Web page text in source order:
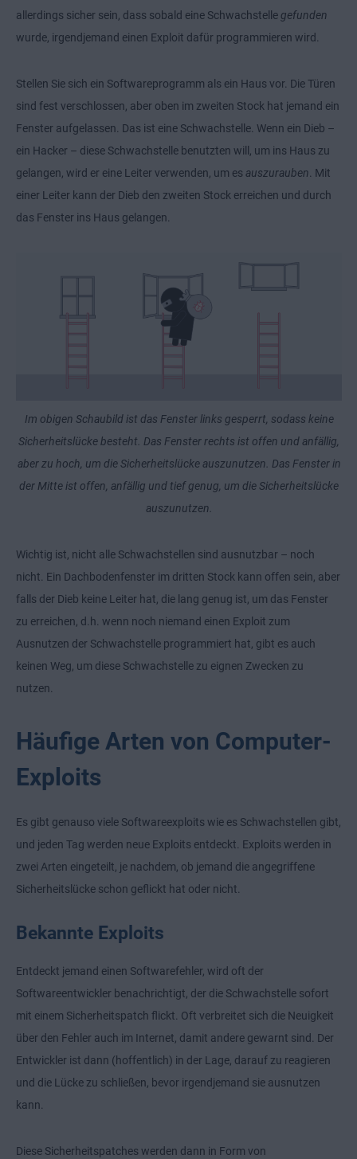
allerdings sicher sein, dass sobald eine Schwachstelle gefunden
wurde, irgendjemand einen Exploit dafür programmieren wird.
Stellen Sie sich ein Softwareprogramm als ein Haus vor. Die Türen
sind fest verschlossen, aber oben im zweiten Stock hat jemand ein
Fenster aufgelassen. Das ist eine Schwachstelle. Wenn ein Dieb –
ein Hacker – diese Schwachstelle benutzten will, um ins Haus zu
gelangen, wird er eine Leiter verwenden, um es auszurauben. Mit
einer Leiter kann der Dieb den zweiten Stock erreichen und durch
das Fenster ins Haus gelangen.
Im obigen Schaubild ist das Fenster links gesperrt, sodass keine
Sicherheitslücke besteht. Das Fenster rechts ist offen und anfällig,
aber zu hoch, um die Sicherheitslücke auszunutzen. Das Fenster in
der Mitte ist offen, anfällig und tief genug, um die Sicherheitslücke
auszunutzen.
Wichtig ist, nicht alle Schwachstellen sind ausnutzbar – noch
nicht. Ein Dachbodenfenster im dritten Stock kann offen sein, aber
falls der Dieb keine Leiter hat, die lang genug ist, um das Fenster
zu erreichen, d.h. wenn noch niemand einen Exploit zum
Ausnutzen der Schwachstelle programmiert hat, gibt es auch
keinen Weg, um diese Schwachstelle zu eignen Zwecken zu
nutzen.
Häufige Arten von Computer-
Exploits
Es gibt genauso viele Softwareexploits wie es Schwachstellen gibt,
und jeden Tag werden neue Exploits entdeckt. Exploits werden in
zwei Arten eingeteilt, je nachdem, ob jemand die angegriffene
Sicherheitslücke schon geflickt hat oder nicht.
Bekannte Exploits
Entdeckt jemand einen Softwarefehler, wird oft der
Softwareentwickler benachrichtigt, der die Schwachstelle sofort
mit einem Sicherheitspatch flickt. Oft verbreitet sich die Neuigkeit
über den Fehler auch im Internet, damit andere gewarnt sind. Der
Entwickler ist dann (hoffentlich) in der Lage, darauf zu reagieren
und die Lücke zu schließen, bevor irgendjemand sie ausnutzen
kann.
Diese Sicherheitspatches werden dann in Form von